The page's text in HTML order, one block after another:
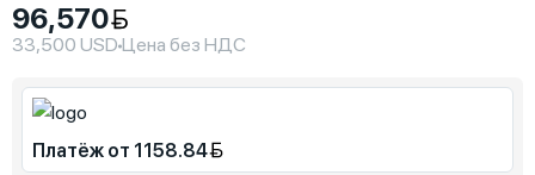
96,570
33,500 USD Цена без НДС
Платёж от 1158.84